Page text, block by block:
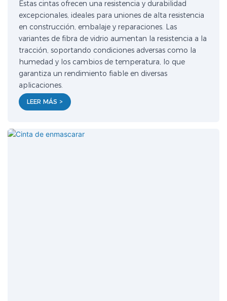
Estas cintas ofrecen una resistencia y durabilidad
excepcionales, ideales para uniones de alta resistencia
en construcción, embalaje y reparaciones. Las
variantes de fibra de vidrio aumentan la resistencia a la
tracción, soportando condiciones adversas como la
humedad y los cambios de temperatura, lo que
garantiza un rendimiento fiable en diversas
aplicaciones.
LEER MÁS >